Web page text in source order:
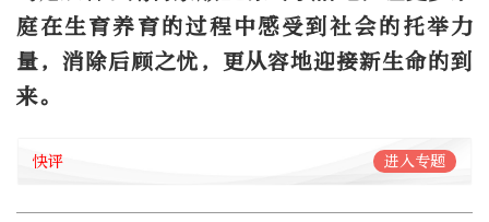
庭在生育养育的过程中感受到社会的托举力
量，消除后顾之忧，更从容地迎接新生命的到
来。
快评 进入专题